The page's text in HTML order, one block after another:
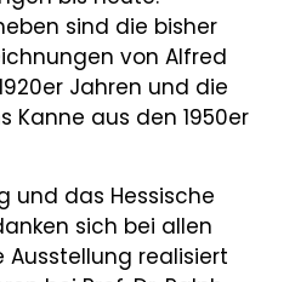
sind die bisher
von Alfred
Jahren und die
Kanne aus den 1950er
und das Hessische
sich bei allen
Ausstellung realisiert